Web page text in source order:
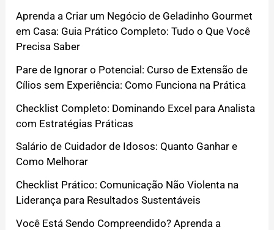
Aprenda a Criar um Negócio de Geladinho Gourmet
em Casa: Guia Prático Completo: Tudo o Que Você
Precisa Saber
Pare de Ignorar o Potencial: Curso de Extensão de
Cílios sem Experiência: Como Funciona na Prática
Checklist Completo: Dominando Excel para Analista
com Estratégias Práticas
Salário de Cuidador de Idosos: Quanto Ganhar e
Como Melhorar
Checklist Prático: Comunicação Não Violenta na
Liderança para Resultados Sustentáveis
Você Está Sendo Compreendido? Aprenda a